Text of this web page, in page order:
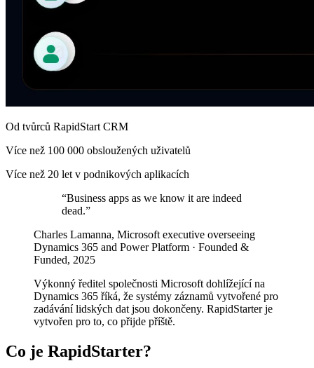
Od tvůrců RapidStart CRM
Více než 100 000 obsloužených uživatelů
Více než 20 let v podnikových aplikacích
“Business apps as we know it are indeed
dead.”
Charles Lamanna, Microsoft executive overseeing
Dynamics 365 and Power Platform · Founded &
Funded, 2025
Výkonný ředitel společnosti Microsoft dohlížející na
Dynamics 365 říká, že systémy záznamů vytvořené pro
zadávání lidských dat jsou dokončeny. RapidStarter je
vytvořen pro to, co přijde příště.
Co je RapidStarter?